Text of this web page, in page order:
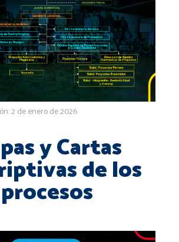
2 de enero de 2026
y Cartas
de los
procesos